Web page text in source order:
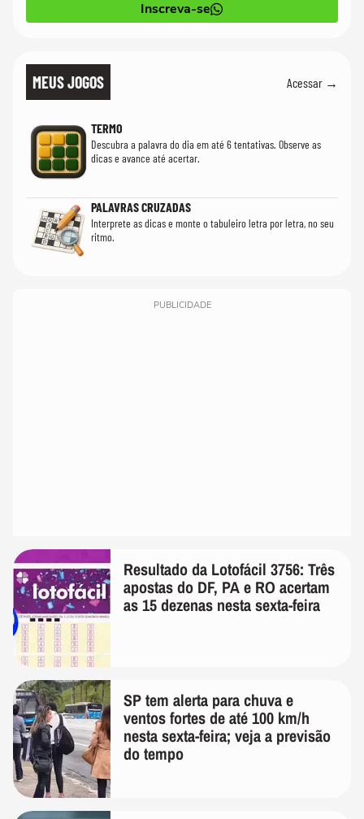
Inscreva-se
MEUS JOGOS Acessar →
TERMO
Descubra a palavra do dia em até 6 tentativas. Observe as
dicas e avance até acertar.
PALAVRAS CRUZADAS
Interprete as dicas e monte o tabuleiro letra por letra, no seu
ritmo.
PUBLICIDADE
Resultado da Lotofácil 3756: Três
apostas do DF, PA e RO acertam
as 15 dezenas nesta sexta-feira
SP tem alerta para chuva e
ventos fortes de até 100 km/h
nesta sexta-feira; veja a previsão
do tempo